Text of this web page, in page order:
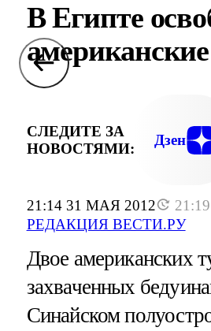
21:14 31 МАЯ 2012
РЕДАКЦИЯ ВЕСТИ.РУ
В Египте
СЛЕДИТЕ ЗА
НОВОСТЯМИ:
Дзен
Двое американских
захваченных
Синайском